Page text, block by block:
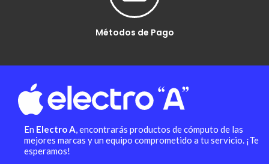
Métodos de Pago
En Electro A, encontrarás productos de cómputo de las
mejores marcas y un equipo comprometido a tu servicio. ¡Te
esperamos!